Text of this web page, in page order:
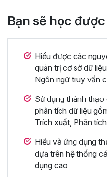
Bạn sẽ học
Hiểu được các
quản trị cơ sở dữ
Ngôn ngữ truy vấn
Sử dụng thành
phân tích dữ liệu
Trích xuất, Phân
Hiểu và ứng dụng
dựa trên hệ thống
dụng cao